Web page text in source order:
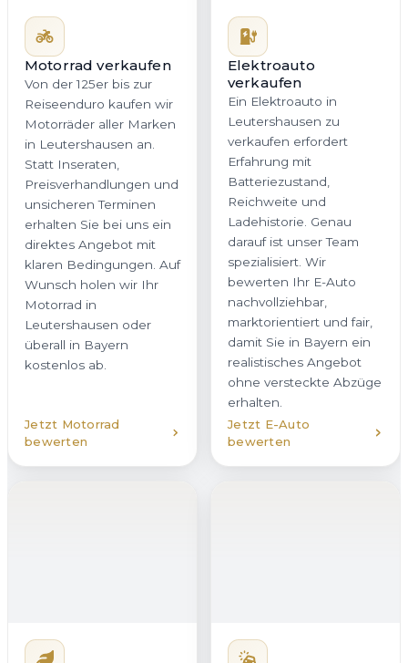
Motorrad verkaufen
Von der 125er bis zur
Reiseenduro kaufen wir
Motorräder aller Marken
in Leutershausen an.
Statt Inseraten,
Preisverhandlungen und
unsicheren Terminen
erhalten Sie bei uns ein
direktes Angebot mit
klaren Bedingungen. Auf
Wunsch holen wir Ihr
Motorrad in
Leutershausen oder
überall in Bayern
kostenlos ab.
Jetzt Motorrad
Leutershausen zu
verkaufen erfordert
Erfahrung mit
Batteriezustand,
Reichweite und
Ladehistorie. Genau
darauf ist unser Team
spezialisiert. Wir
bewerten Ihr E-Auto
nachvollziehbar,
marktorientiert und fair,
damit Sie in Bayern ein
realistisches Angebot
ohne versteckte Abzüge
erhalten.
Jetzt E-Auto
bewerten
Bewertung an. Dabei
Karosserieschaden,